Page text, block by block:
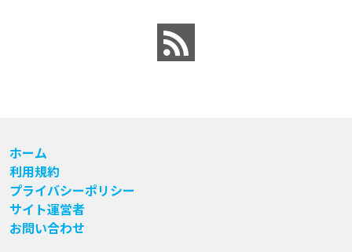
ホーム
利用規約
プライバシーポリシー
サイト運営者
お問い合わせ